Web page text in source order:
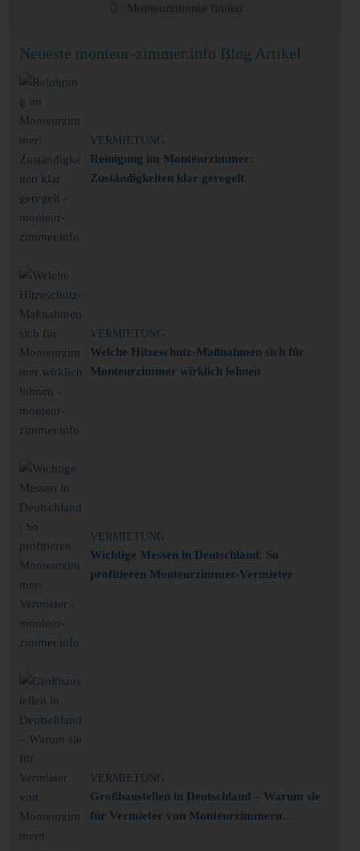
Monteurzimmer finden
Neueste monteur-zimmer.info Blog Artikel
VERMIETUNG
Reinigung im Monteurzimmer:
Zuständigkeiten klar geregelt
VERMIETUNG
Welche Hitzeschutz-Maßnahmen sich für
Monteurzimmer wirklich lohnen
VERMIETUNG
Wichtige Messen in Deutschland: So
profitieren Monteurzimmer-Vermieter
VERMIETUNG
Großbaustellen in Deutschland – Warum sie
für Vermieter von Monteurzimmern